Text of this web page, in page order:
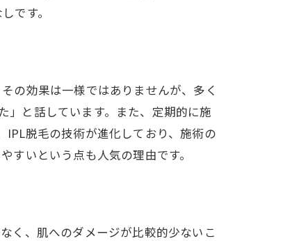
です。
の効果は一様ではありませんが、多く
」と話しています。また、定期的に施
脱毛の技術が進化しており、施術の
すいという点も人気の理由です。
く、肌へのダメージが比較的少ないこ